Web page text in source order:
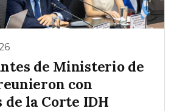
de Ministerio de
con
la Corte IDH